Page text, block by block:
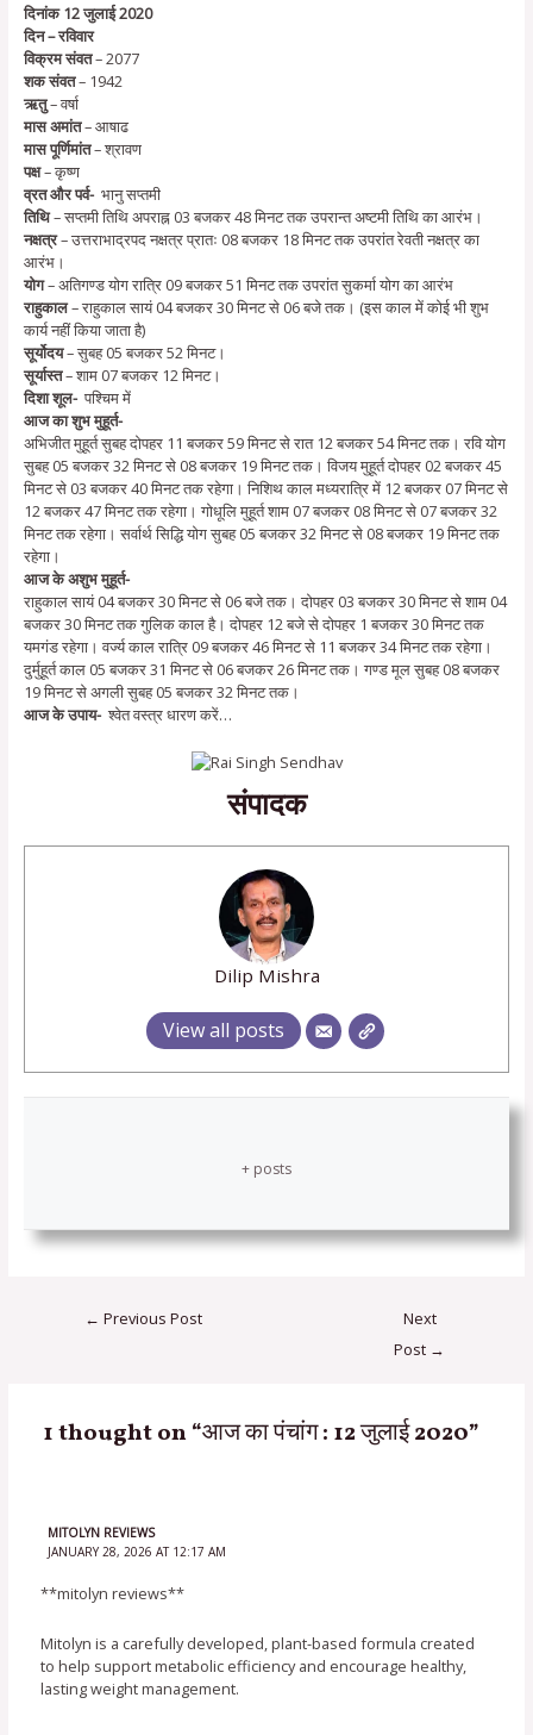
दिनांक 12 जुलाई 2020
दिन – रविवार
विक्रम संवत– 2077
शक संवत– 1942
ऋतु– वर्षा
मास अमांत– आषाढ
मास पूर्णिमांत– श्रावण
पक्ष– कृष्ण
व्रत और पर्व-भानु सप्तमी
तिथि– सप्तमी तिथि अपराह्न 03 बजकर 48 मिनट तक उपरान्त अष्टमी तिथि का आरंभ।
नक्षत्र– उत्तराभाद्रपद नक्षत्र प्रातः 08 बजकर 18 मिनट तक उपरांत रेवती नक्षत्र का
आरंभ।
योग– अतिगण्ड योग रात्रि 09 बजकर 51 मिनट तक उपरांत सुकर्मा योग का आरंभ
राहुकाल– राहुकाल सायं 04 बजकर 30 मिनट से 06 बजे तक। (इस काल में कोई भी शुभ
कार्य नहीं किया जाता है)
सूर्योदय– सुबह 05 बजकर 52 मिनट।
सूर्यास्त– शाम 07 बजकर 12 मिनट।
दिशा शूल-पश्चिम में
आज का शुभ मुहूर्त-
अभिजीत मुहूर्त सुबह दोपहर 11 बजकर 59 मिनट से रात 12 बजकर 54 मिनट तक। रवि योग
सुबह 05 बजकर 32 मिनट से 08 बजकर 19 मिनट तक। विजय मुहूर्त दोपहर 02 बजकर 45
मिनट से 03 बजकर 40 मिनट तक रहेगा। निशिथ काल मध्यरात्रि में 12 बजकर 07 मिनट से
12 बजकर 47 मिनट तक रहेगा। गोधूलि मुहूर्त शाम 07 बजकर 08 मिनट से 07 बजकर 32
मिनट तक रहेगा। सर्वार्थ सिद्धि योग सुबह 05 बजकर 32 मिनट से 08 बजकर 19 मिनट तक
रहेगा।
आज के अशुभ मुहूर्त-
राहुकाल सायं 04 बजकर 30 मिनट से 06 बजे तक। दोपहर 03 बजकर 30 मिनट से शाम 04
बजकर 30 मिनट तक गुलिक काल है। दोपहर 12 बजे से दोपहर 1 बजकर 30 मिनट तक
यमगंड रहेगा। वर्ज्य काल रात्रि 09 बजकर 46 मिनट से 11 बजकर 34 मिनट तक रहेगा।
दुर्मुहूर्त काल 05 बजकर 31 मिनट से 06 बजकर 26 मिनट तक। गण्ड मूल सुबह 08 बजकर
19 मिनट से अगली सुबह 05 बजकर 32 मिनट तक।
आज के उपाय-श्वेत वस्त्र धारण करें…
संपादक
Dilip Mishra
View all posts
+ posts
← Previous Post
Next
Post →
1 thought on “आज का पंचांग : 12 जुलाई 2020”
MITOLYN REVIEWS
JANUARY 28, 2026 AT 12:17 AM
**mitolyn reviews**
Mitolyn is a carefully developed, plant-based formula created
to help support metabolic efficiency and encourage healthy,
lasting weight management.